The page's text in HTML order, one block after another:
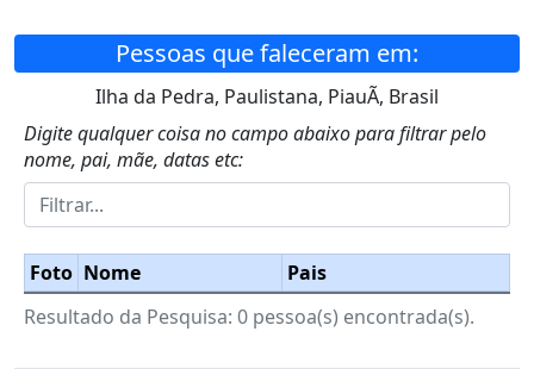
Pessoas que faleceram em:
Ilha da Pedra, Paulistana, PiauÃ­, Brasil
Digite qualquer coisa no campo abaixo para filtrar pelo
nome, pai, mãe, datas etc:
Foto Nome
Pais
Resultado da Pesquisa: 0 pessoa(s) encontrada(s).